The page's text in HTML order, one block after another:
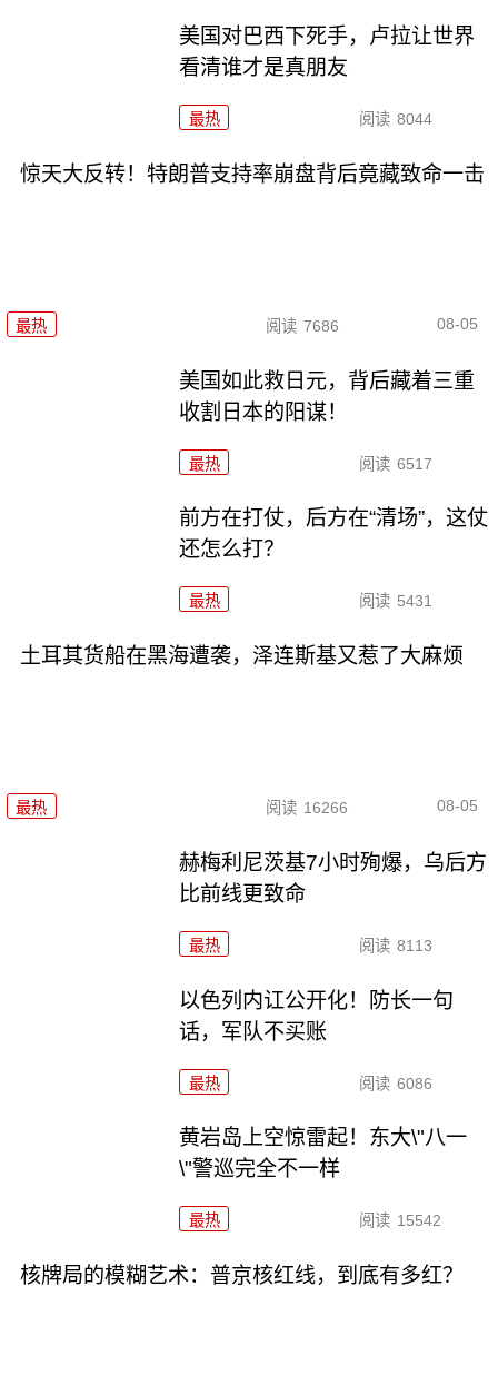
美国对巴西下死手，卢拉让世界
看清谁才是真朋友
最热 阅读 8044
惊天大反转！特朗普支持率崩盘背后竟藏致命一击
最热 阅读 7686 08-05
美国如此救日元，背后藏着三重
收割日本的阳谋！
最热 阅读 6517
前方在打仗，后方在“清场”，这仗
还怎么打？
最热 阅读 5431
土耳其货船在黑海遭袭，泽连斯基又惹了大麻烦
最热 阅读 16266 08-05
赫梅利尼茨基7小时殉爆，乌后方
比前线更致命
最热 阅读 8113
以色列内讧公开化！防长一句
话，军队不买账
最热 阅读 6086
黄岩岛上空惊雷起！东大\"八一
\"警巡完全不一样
最热 阅读 15542
核牌局的模糊艺术：普京核红线，到底有多红？